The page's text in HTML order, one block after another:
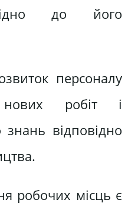
до його
персоналу
робіт і
відповідно
робочих місць є